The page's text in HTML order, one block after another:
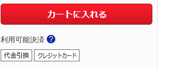
利用可能決済